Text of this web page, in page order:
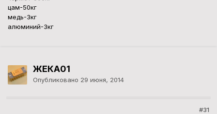
цам-50кг
медь-3кг
алюминий-3кг
ЖЕКА01
Опубликовано 29 июня, 2014
#31